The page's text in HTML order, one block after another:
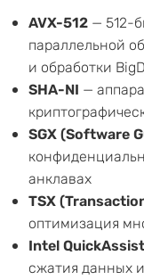
AVX-512 — 512-
параллельной
и обработки
SHA-NI —
SGX (Software
анклавах
TSX
оптимизация
Intel
сжатия данных